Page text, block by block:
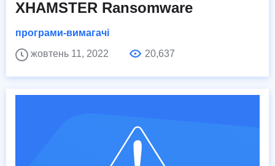
XHAMSTER Ransomware
програми-вимагачі
жовтень 11, 2022
20,637